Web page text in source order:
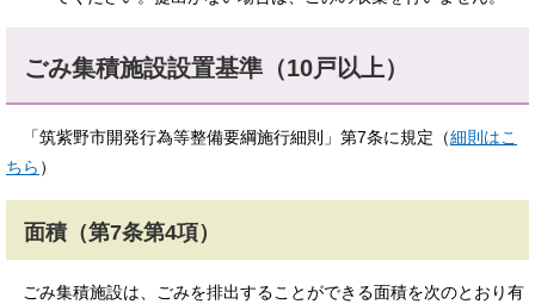
ごみ集積施設設置基準（10戸以上）
「筑紫野市開発行為等整備要綱施行細則」第7条に規定（細則はこ
ちら ）
面積（第7条第4項）
ごみ集積施設は、ごみを排出することができる面積を次のとおり有